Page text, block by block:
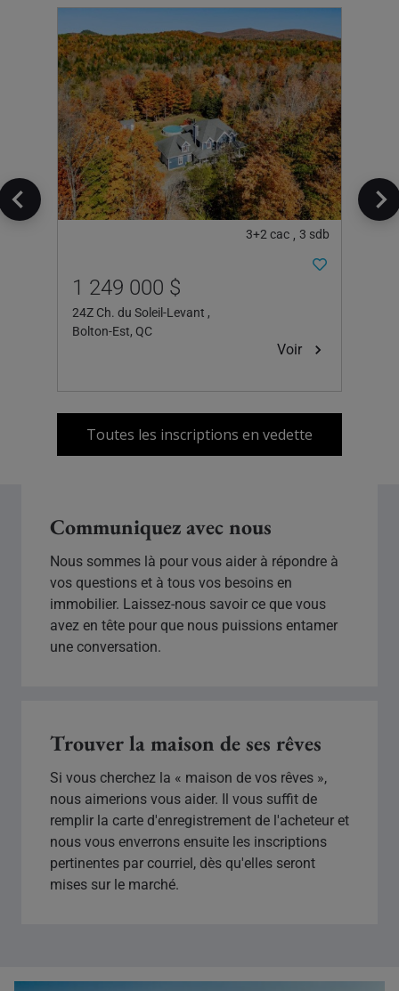
3+2cac , 3 sdb
1 249 000 $
24Z Ch. du Soleil-Levant ,
Bolton-Est, QC
Voir
Toutes les inscriptions en vedette
Communiquez avec nous
Nous sommes là pour vous aider à répondre à
vos questions et à tous vos besoins en
immobilier. Laissez-nous savoir ce que vous
avez en tête pour que nous puissions entamer
une conversation.
Trouver la maison de ses rêves
Si vous cherchez la « maison de vos rêves »,
nous aimerions vous aider. Il vous suffit de
remplir la carte d'enregistrement de l'acheteur et
nous vous enverrons ensuite les inscriptions
pertinentes par courriel, dès qu'elles seront
mises sur le marché.